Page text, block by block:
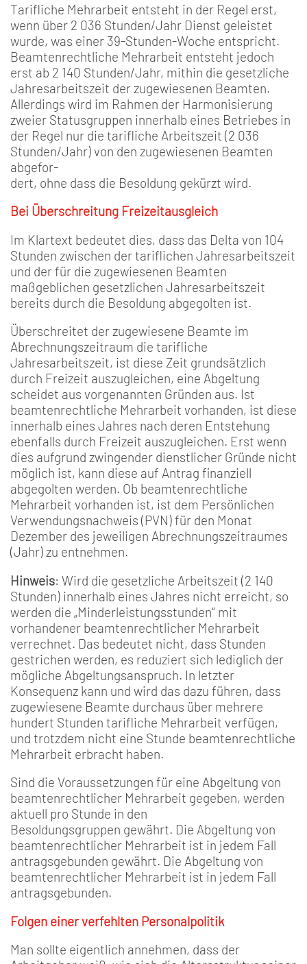
Tarifliche Mehrarbeit entsteht in der Regel erst,
wenn über 2 036 Stunden/Jahr Dienst geleistet
wurde, was einer 39-Stunden-Woche entspricht.
Beamtenrechtliche Mehrarbeit entsteht jedoch
erst ab 2 140 Stunden/Jahr, mithin die gesetzliche
Jahresarbeitszeit der zugewiesenen Beamten.
Allerdings wird im Rahmen der Harmonisierung
zweier Statusgruppen innerhalb eines Betriebes in
der Regel nur die tarifliche Arbeitszeit (2 036
Stunden/Jahr) von den zugewiesenen Beamten
abgefor-
dert, ohne dass die Besoldung gekürzt wird.
Bei Überschreitung Freizeitausgleich
Im Klartext bedeutet dies, dass das Delta von 104
Stunden zwischen der tariflichen Jahresarbeitszeit
und der für die zugewiesenen Beamten
maßgeblichen gesetzlichen Jahresarbeitszeit
bereits durch die Besoldung abgegolten ist.
Überschreitet der zugewiesene Beamte im
Abrechnungszeitraum die tarifliche
Jahresarbeitszeit, ist diese Zeit grundsätzlich
durch Freizeit auszugleichen, eine Abgeltung
scheidet aus vorgenannten Gründen aus. Ist
beamtenrechtliche Mehrarbeit vorhanden, ist diese
innerhalb eines Jahres nach deren Entstehung
ebenfalls durch Freizeit auszugleichen. Erst wenn
dies aufgrund zwingender dienstlicher Gründe nicht
möglich ist, kann diese auf Antrag finanziell
abgegolten werden. Ob beamtenrechtliche
Mehrarbeit vorhanden ist, ist dem Persönlichen
Verwendungsnachweis (PVN) für den Monat
Dezember des jeweiligen Abrechnungszeitraumes
(Jahr) zu entnehmen.
Hinweis: Wird die gesetzliche Arbeitszeit (2 140
Stunden) innerhalb eines Jahres nicht erreicht, so
werden die „Minderleistungsstunden“ mit
vorhandener beamtenrechtlicher Mehrarbeit
verrechnet. Das bedeutet nicht, dass Stunden
gestrichen werden, es reduziert sich lediglich der
mögliche Abgeltungsanspruch. In letzter
Konsequenz kann und wird das dazu führen, dass
zugewiesene Beamte durchaus über mehrere
hundert Stunden tarifliche Mehrarbeit verfügen,
und trotzdem nicht eine Stunde beamtenrechtliche
Mehrarbeit erbracht haben.
Sind die Voraussetzungen für eine Abgeltung von
beamtenrechtlicher Mehrarbeit gegeben, werden
aktuell pro Stunde in den
Besoldungsgruppen gewährt. Die Abgeltung von
beamtenrechtlicher Mehrarbeit ist in jedem Fall
antragsgebunden gewährt. Die Abgeltung von
beamtenrechtlicher Mehrarbeit ist in jedem Fall
antragsgebunden.
Folgen einer verfehlten Personalpolitik
Man sollte eigentlich annehmen, dass der